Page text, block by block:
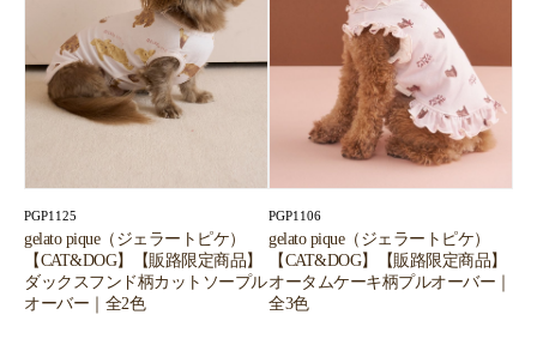
PGP1125
gelato pique（ジェラートピケ）
【CAT&DOG】【販路限定商品】
ダックスフンド柄カットソープル
オーバー｜全2色
PGP1106
gelato pique（ジェラートピケ）
【CAT&DOG】【販路限定商品】
オータムケーキ柄プルオーバー｜
全3色